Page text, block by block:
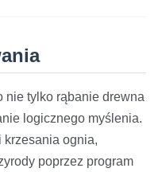
nie tylko rąbanie drewna
logicznego myślenia.
krzesania ognia,
poprzez program